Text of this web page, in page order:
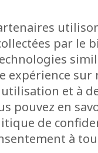
par le
expérience sur
et à
pouvez en
de
à